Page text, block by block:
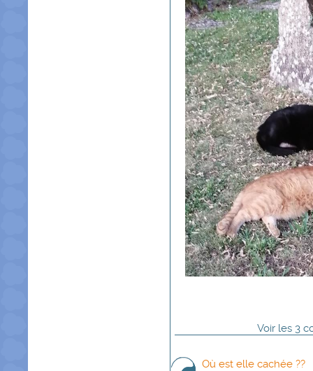
Voir les 3
Où est elle cachée ??